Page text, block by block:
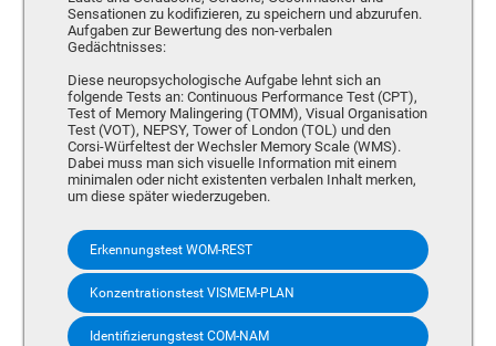
Sensationen zu kodifizieren, zu speichern und abzurufen.
Aufgaben zur Bewertung des non-verbalen
Gedächtnisses:
Diese neuropsychologische Aufgabe lehnt sich an
folgende Tests an: Continuous Performance Test (CPT),
Test of Memory Malingering (TOMM), Visual Organisation
Test (VOT), NEPSY, Tower of London (TOL) und den
Corsi-Würfeltest der Wechsler Memory Scale (WMS).
Dabei muss man sich visuelle Information mit einem
minimalen oder nicht existenten verbalen Inhalt merken,
um diese später wiederzugeben.
Erkennungstest WOM-REST
Konzentrationstest VISMEM-PLAN
Identifizierungstest COM-NAM